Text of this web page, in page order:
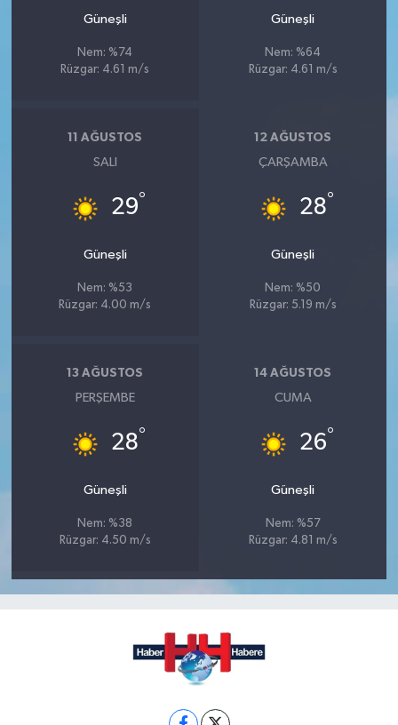
Güneşli
Nem: %74
Rüzgar: 4.61 m/s
Güneşli
Nem: %64
Rüzgar: 4.61 m/s
11 AĞUSTOS
SALI
29°
Güneşli
Nem: %53
Rüzgar: 4.00 m/s
12 AĞUSTOS
ÇARŞAMBA
28°
Güneşli
Nem: %50
Rüzgar: 5.19 m/s
13 AĞUSTOS
PERŞEMBE
28°
Güneşli
Nem: %38
Rüzgar: 4.50 m/s
14 AĞUSTOS
CUMA
26°
Güneşli
Nem: %57
Rüzgar: 4.81 m/s